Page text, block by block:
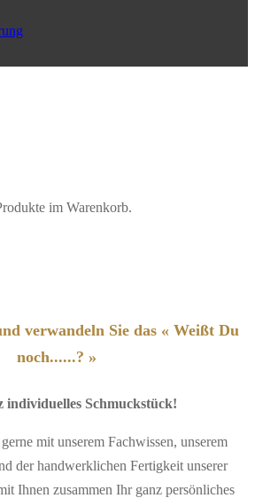
im Warenkorb.
verwandeln Sie das « Weißt Du
noch......? »
individuelles Schmuckstück!
mit unserem Fachwissen, unserem
der handwerklichen Fertigkeit unserer
Ihnen zusammen Ihr ganz persönliches